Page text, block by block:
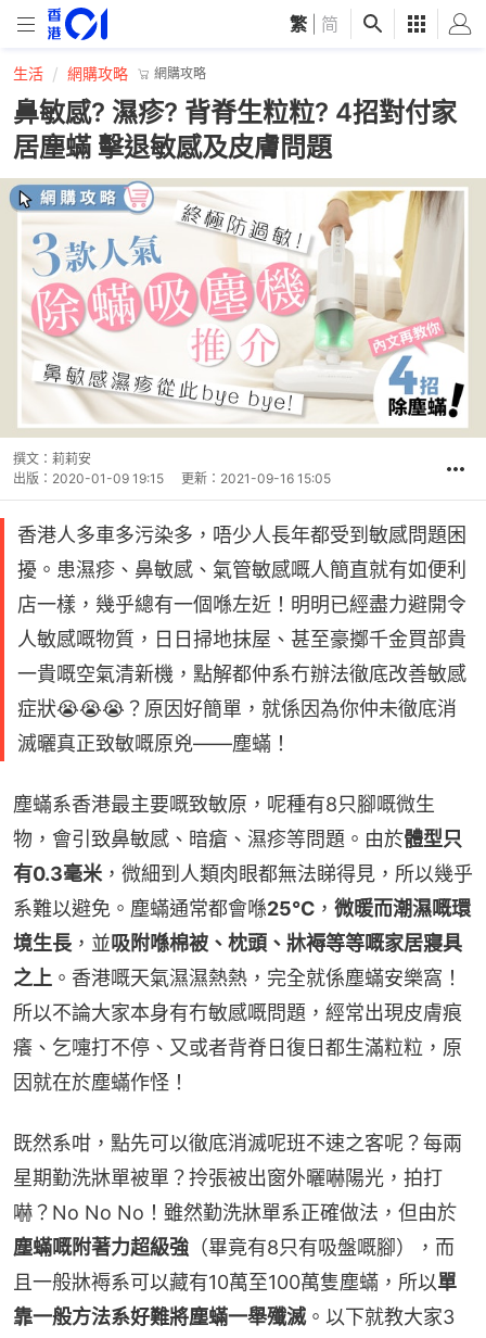
繁 简
生活 網購攻略 網購攻略
鼻敏感? 濕疹? 背脊生粒粒? 4招對付家
居塵蟎 擊退敏感及皮膚問題
撰文： 莉莉安
出版： 2020-01-09 19:15 更新： 2021-09-16 15:05
香港人多車多污染多，唔少人長年都受到敏感問題困
擾。患濕疹、鼻敏感、氣管敏感嘅人簡直就有如便利
店一樣，幾乎總有一個喺左近！明明已經盡力避開令
人敏感嘅物質，日日掃地抹屋、甚至豪擲千金買部貴
一貴嘅空氣清新機，點解都仲系冇辦法徹底改善敏感
症狀😭😭😭？原因好簡單，就係因為你仲未徹底消
滅曬真正致敏嘅原兇——塵蟎！
塵蟎系香港最主要嘅致敏原，呢種有8只腳嘅微生
物，會引致鼻敏感、暗瘡、濕疹等問題。由於體型只
有0.3毫米 ，微細到人類肉眼都無法睇得見，所以幾乎
系難以避免。塵蟎通常都會喺25℃ ， 微暖而潮濕嘅環
境生長 ，並吸附喺棉被、枕頭、牀褥等等嘅家居寢具
之上 。香港嘅天氣濕濕熱熱，完全就係塵蟎安樂窩！
所以不論大家本身有冇敏感嘅問題，經常出現皮膚痕
癢、乞嚏打不停、又或者背脊日復日都生滿粒粒，原
因就在於塵蟎作怪！
既然系咁，點先可以徹底消滅呢班不速之客呢？每兩
星期勤洗牀單被單？拎張被出窗外曬嚇陽光，拍打
嚇？No No No！雖然勤洗牀單系正確做法，但由於
塵蟎嘅附著力超級強 （畢竟有8只有吸盤嘅腳），而
且一般牀褥系可以藏有10萬至100萬隻塵蟎，所以單
靠一般方法系好難將塵蟎一舉殲滅。以下就教大家3